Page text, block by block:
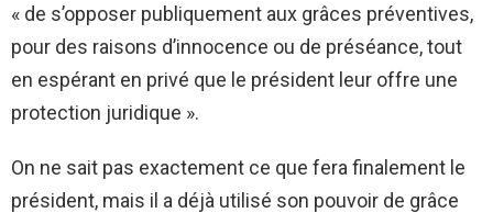
« de s’opposer publiquement aux grâces préventives,
pour des raisons d’innocence ou de préséance, tout
en espérant en privé que le président leur offre une
protection juridique ».
On ne sait pas exactement ce que fera finalement le
président, mais il a déjà utilisé son pouvoir de grâce